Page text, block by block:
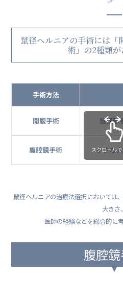
鼠径ヘルニアの手術には「
術」の2種類が
手術方法
開腹手術 鼠径部
腹腔鏡手術 小さな
スクロール
鼠径ヘルニアの治療法選択においては
大きさ、
医師の経験などを総合的に
腹腔